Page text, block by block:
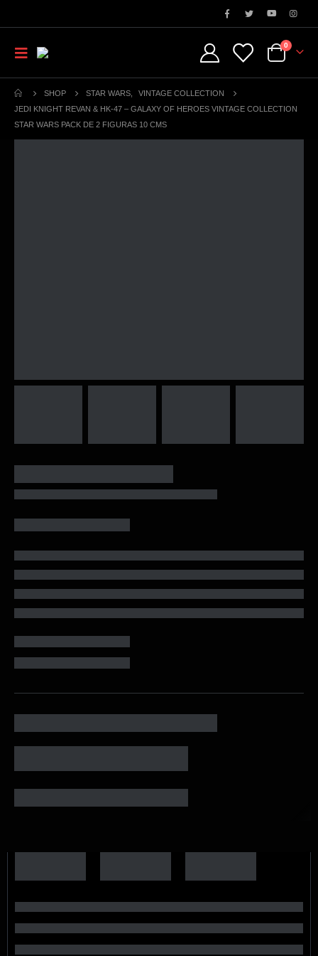
0
SHOP STAR WARS
VINTAGE COLLECTION
JEDI KNIGHT REVAN & HK-47 – GALAXY OF HEROES VINTAGE COLLECTION
STAR WARS PACK DE 2 FIGURAS 10 CMS